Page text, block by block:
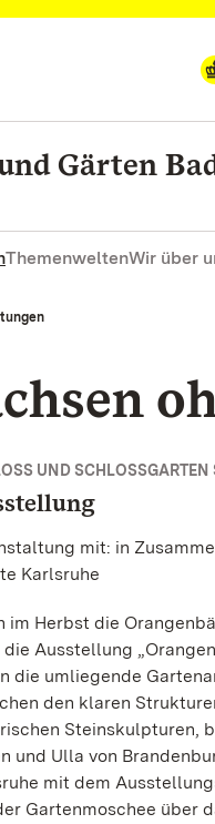
Gärten
ThemenweltenWir über
UND SCHLOSSGARTEN
mit: in
Karlsruhe
im Herbst die
die Ausstellung
die umliegende
den klaren
Steinskulpturen,
und Ulla von
mit dem
Gartenmoschee über